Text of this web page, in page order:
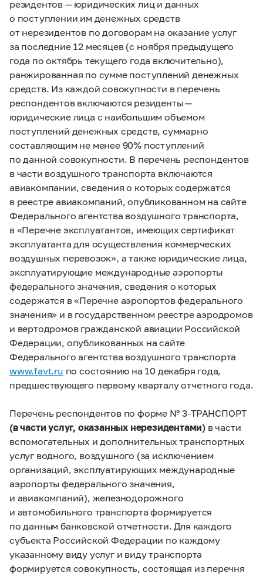
резидентов — юридических лиц и данных
о поступлении им денежных средств
от нерезидентов по договорам на оказание услуг
за последние 12 месяцев (с ноября предыдущего
года по октябрь текущего года включительно),
ранжированная по сумме поступлений денежных
средств. Из каждой совокупности в перечень
респондентов включаются резиденты —
юридические лица с наибольшим объемом
поступлений денежных средств, суммарно
составляющим не менее 90% поступлений
по данной совокупности. В перечень респондентов
в части воздушного транспорта включаются
авиакомпании, сведения о которых содержатся
в реестре авиакомпаний, опубликованном на сайте
Федерального агентства воздушного транспорта,
в «Перечне эксплуатантов, имеющих сертификат
эксплуатанта для осуществления коммерческих
воздушных перевозок», а также юридические лица,
эксплуатирующие международные аэропорты
федерального значения, сведения о которых
содержатся в «Перечне аэропортов федерального
значения» и в государственном реестре аэродромов
и вертодромов гражданской авиации Российской
Федерации, опубликованных на сайте
Федерального агентства воздушного транспорта
www.favt.ru по состоянию на 10 декабря года,
предшествующего первому кварталу отчетного года.
Перечень респондентов по форме №3-ТРАНСПОРТ
(в части услуг, оказанных нерезидентами) в части
вспомогательных и дополнительных транспортных
услуг водного, воздушного (за исключением
организаций, эксплуатирующих международные
аэропорты федерального значения,
и авиакомпаний), железнодорожного
и автомобильного транспорта формируется
по данным банковской отчетности. Для каждого
субъекта Российской Федерации по каждому
указанному виду услуг и виду транспорта
формируется совокупность, состоящая из перечня